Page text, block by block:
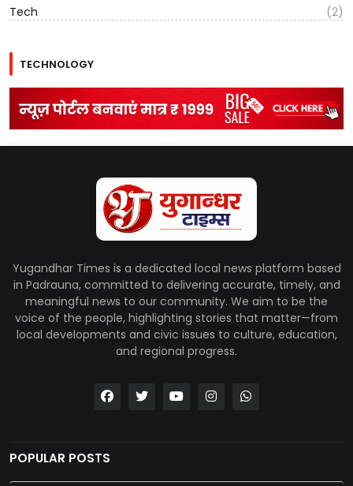
Tech
(2)
TECHNOLOGY
Yugandhar Times is a dedicated local news platform based
in Padrauna, committed to delivering accurate, timely, and
meaningful news to our community. We aim to be the
voice of the people, highlighting stories that matter—from
local developments and civic issues to culture, education,
and regional progress.
POPULAR POSTS